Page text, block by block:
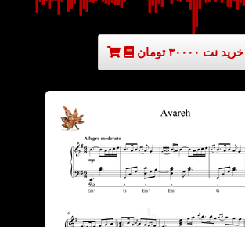
خرید نت ۳۰۰۰۰ تومان